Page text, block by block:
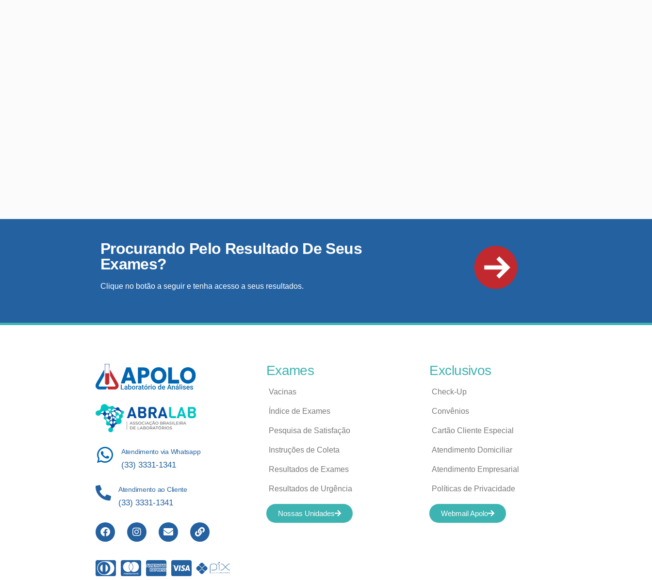
Procurando Pelo Resultado De Seus
Exames?
Clique no botão a seguir e tenha acesso a seus resultados.
Atendimento via Whatsapp
(33) 3331-1341
Atendimento ao Cliente
(33) 3331-1341
Exames
Vacinas
Índice de Exames
Pesquisa de Satisfação
Instruções de Coleta
Resultados de Exames
Resultados de Urgência
Nossas Unidades
Exclusivos
Check-Up
Convênios
Cartão Cliente Especial
Atendimento Domiciliar
Atendimento Empresarial
Políticas de Privacidade
Webmail Apolo